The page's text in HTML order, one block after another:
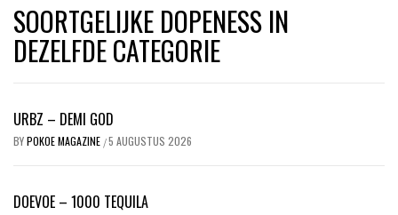
SOORTGELIJKE DOPENESS IN
DEZELFDE CATEGORIE
URBZ – DEMI GOD
BYPOKOE MAGAZINE /5 AUGUSTUS 2026
DOEVOE – 1000 TEQUILA